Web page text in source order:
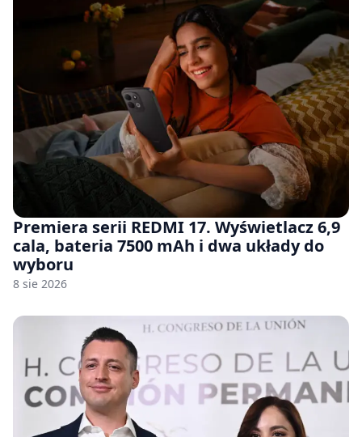
Premiera serii REDMI 17. Wyświetlacz 6,9
cala, bateria 7500 mAh i dwa układy do
wyboru
8 sie 2026